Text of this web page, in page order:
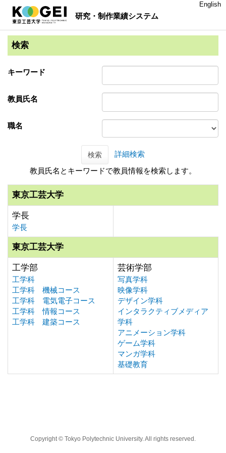
研究・制作業績システム
English
検索
キーワード
教員氏名
職名
検索
詳細検索
教員氏名とキーワードで教員情報を検索します。
東京工芸大学
学長
学長
東京工芸大学
工学部
工学科
工学科 機械コース
工学科 電気電子コース
工学科 情報コース
工学科 建築コース
芸術学部
写真学科
映像学科
デザイン学科
インタラクティブメディア
学科
アニメーション学科
ゲーム学科
マンガ学科
基礎教育
Copyright © Tokyo Polytechnic University. All rights reserved.